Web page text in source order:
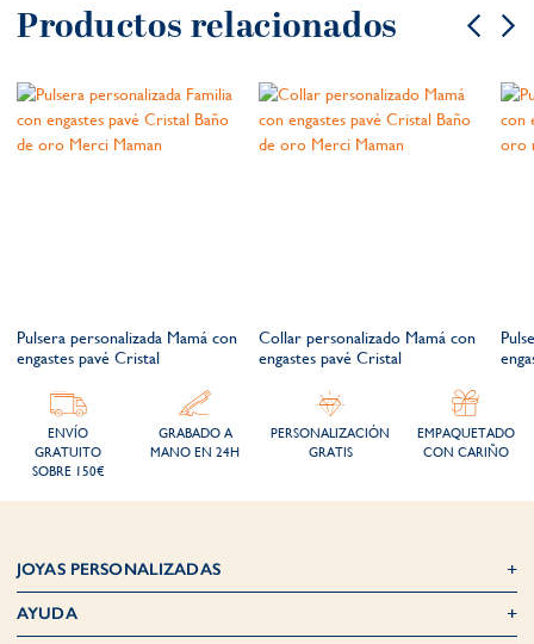
Productos relacionados
Pulsera personalizada Mamá con
engastes pavé Cristal
Collar personalizado Mamá con
engastes pavé Cristal
ENVÍO
GRATUITO
SOBRE 150€
GRABADO A
MANO EN 24H
PERSONALIZACIÓN
GRATIS
EMPAQUETADO
CON CARIÑO
JOYAS PERSONALIZADAS
AYUDA